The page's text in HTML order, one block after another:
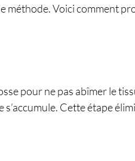
méthode. Voici comment
pour ne pas abîmer le
Cette étape